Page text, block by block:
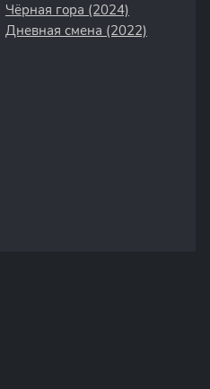
Чёрная гора (2024)
Дневная смена (2022)